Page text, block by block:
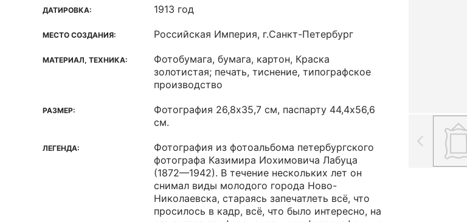
ДАТИРОВКА: 1913 год
МЕСТО СОЗДАНИЯ: Российская Империя, г.Санкт-Петербург
МАТЕРИАЛ, ТЕХНИКА:
Фотобумага, бумага, картон, Краска
золотистая; печать, тиснение, типографское
производство
РАЗМЕР:
Фотография 26,8х35,7 см, паспарту 44,4х56,6
см.
ЛЕГЕНДА:
Фотография из фотоальбома петербургского
фотографа Казимира Иохимовича Лабуца
(1872—1942). В течение нескольких лет он
снимал виды молодого города Ново-
Николаевска, стараясь запечатлеть всё, что
просилось в кадр, всё, что было интересно, на